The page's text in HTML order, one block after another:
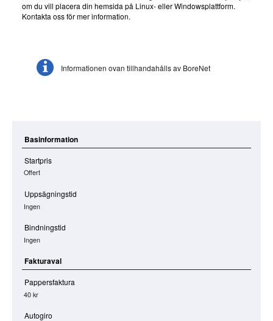
om du vill placera din hemsida på Linux- eller Windowsplattform.
Kontakta oss för mer information.
Informationen ovan tillhandahålls av BoreNet
Basinformation
Startpris
Offert
Uppsägningstid
Ingen
Bindningstid
Ingen
Fakturaval
Pappersfaktura
40 kr
Autogiro